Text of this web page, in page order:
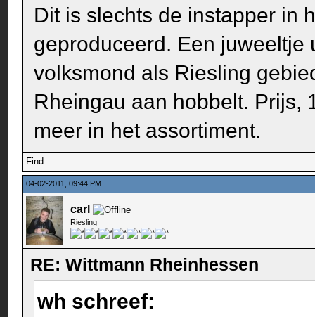
Dit is slechts de instapper in
geproduceerd. Een juweeltje
volksmond als Riesling
Rheingau aan hobbelt. Prijs,
meer in het assortiment.
Find
04-02-2011, 09:44 PM
carl
Riesling
RE: Wittmann Rheinhessen
wh schreef: